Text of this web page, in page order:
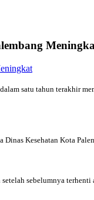
satu tahun terakhir
Kesehatan Kota
sebelumnya